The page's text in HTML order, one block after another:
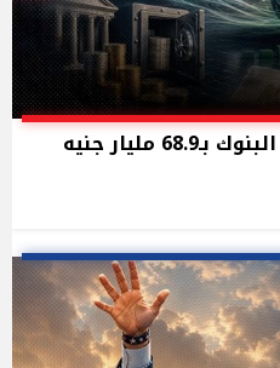
خبير يحذر من تراجع أرصدة البنوك بـ68.9 مليار جنيه